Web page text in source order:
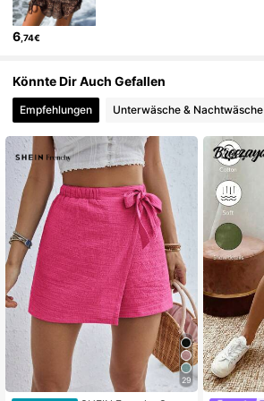
4,81 544K Follower
544K Follower
4,81 544K Follower
4,81 544K Follower
544K Follower
6 ,74€
Könnte Dir Auch Gefallen
Empfehlungen Unterwäsche & Nachtwäsche
29